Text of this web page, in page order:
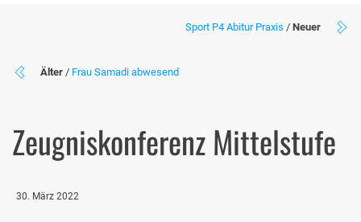
Sport P4 Abitur Praxis / Neuer
Älter / Frau Samadi abwesend
Zeugniskonferenz Mittelstufe
30. März 2022